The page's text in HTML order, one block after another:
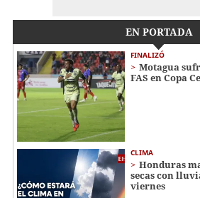
EN PORTADA
FINALIZÓ
Motagua
FAS en Copa
CLIMA
Honduras
secas con
viernes